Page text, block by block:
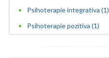
Psihoterapie integrativa (1)
Psihoterapie pozitiva (1)